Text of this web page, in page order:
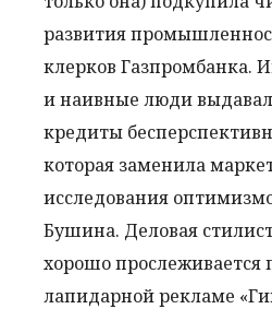
развития
клерков Газпромбанка.
и наивные люди
кредиты
которая заменила
исследования
Бушина. Деловая
хорошо прослеживается
лапидарной рекламе